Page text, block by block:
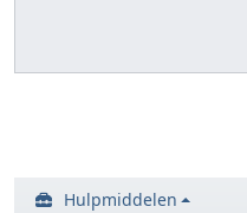
Hulpmiddelen